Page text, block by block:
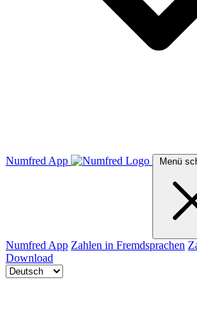
Numfred App Menü
Numfred App Zahlen in Fremdsprachen
Download